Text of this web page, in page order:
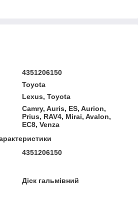
4351206150
Toyota
Lexus, Toyota
Camry, Auris, ES, Aurion,
Prius, RAV4, Mirai, Avalon,
EC8, Venza
4351206150
Діск гальмівний